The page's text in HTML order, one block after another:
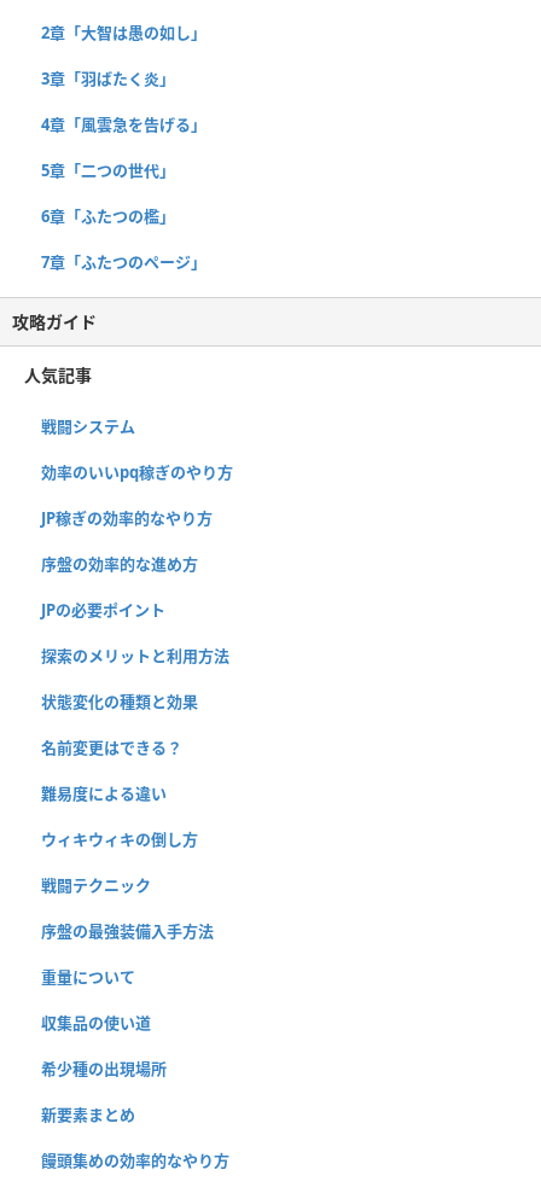
2章「大智は愚の如し」
3章「羽ばたく炎」
4章「風雲急を告げる」
5章「二つの世代」
6章「ふたつの檻」
7章「ふたつのページ」
攻略ガイド
人気記事
戦闘システム
効率のいいpq稼ぎのやり方
JP稼ぎの効率的なやり方
序盤の効率的な進め方
JPの必要ポイント
探索のメリットと利用方法
状態変化の種類と効果
名前変更はできる？
難易度による違い
ウィキウィキの倒し方
戦闘テクニック
序盤の最強装備入手方法
重量について
収集品の使い道
希少種の出現場所
新要素まとめ
饅頭集めの効率的なやり方